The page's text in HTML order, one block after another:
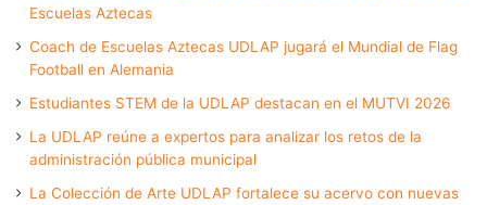
Escuelas Aztecas
Coach de Escuelas Aztecas UDLAP jugará el Mundial de Flag
Football en Alemania
Estudiantes STEM de la UDLAP destacan en el MUTVI 2026
La UDLAP reúne a expertos para analizar los retos de la
administración pública municipal
La Colección de Arte UDLAP fortalece su acervo con nuevas